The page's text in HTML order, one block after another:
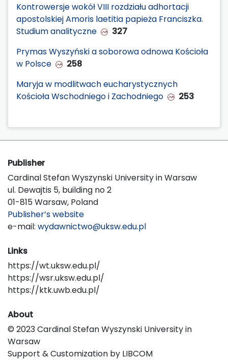
Kontrowersje wokół VIII rozdziału adhortacji
apostolskiej Amoris laetitia papieża Franciszka.
Studium analityczne
327
Prymas Wyszyński a soborowa odnowa Kościoła
w Polsce
258
Maryja w modlitwach eucharystycznych
Kościoła Wschodniego i Zachodniego
253
Publisher
Cardinal Stefan Wyszynski University in Warsaw
ul. Dewajtis 5, building no 2
01-815 Warsaw, Poland
Publisher’s website
e-mail: wydawnictwo@uksw.edu.pl
Links
https://wt.uksw.edu.pl/
https://wsr.uksw.edu.pl/
https://ktk.uwb.edu.pl/
About
© 2023 Cardinal Stefan Wyszynski University in
Warsaw
Support & Customization by LIBCOM